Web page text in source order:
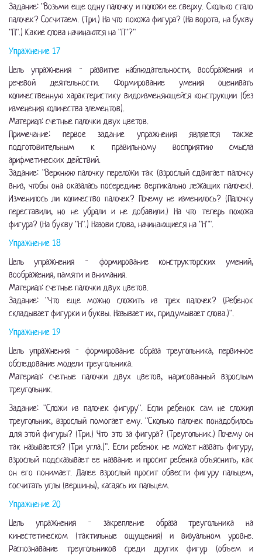
Задание: "Возьми еще одну палочку и положи ее сверху. Сколько стало
палочек? Сосчитаем. (Три.) На что похожа фигура? (На ворота, на букву
"П".) Какие слова начинаются на "П"?"
Упражнение 17
Цель упражнения - развитие наблюдательности, воображения и
речевой деятельности. Формирование умения оценивать
количественную характеристику видоизменяющейся конструкции (без
изменения количества элементов).
Материал: счетные палочки двух цветов.
Примечание: первое задание упражнения является также
подготовительным к правильному восприятию смысла
арифметических действий.
Задание: "Верхнюю палочку переложи так (взрослый сдвигает палочку
вниз, чтобы она оказалась посередине вертикально лежащих палочек).
Изменилось ли количество палочек? Почему не изменилось? (Палочку
переставили, но не убрали и не добавили.) На что теперь похожа
фигура? (На букву "Н".) Назови слова, начинающиеся на "Н"".
Упражнение 18
Цель упражнения - формирование конструкторских умений,
воображения, памяти и внимания.
Материал: счетные палочки двух цветов.
Задание: "Что еще можно сложить из трех палочек? (Ребенок
складывает фигурки и буквы. Называет их, придумывает слова.)".
Упражнение 19
Цель упражнения - формирование образа треугольника, первичное
обследование модели треугольника.
Материал: счетные палочки двух цветов, нарисованный взрослым
треугольник.
Задание: "Сложи из палочек фигуру". Если ребенок сам не сложил
треугольник, взрослый помогает ему. "Сколько палочек понадобилось
для этой фигуры? (Три.) Что это за фигура? (Треугольник.) Почему он
так называется? (Три угла.)". Если ребенок не может назвать фигуру,
взрослый подсказывает ее название и просит ребенка объяснить, как
он его понимает. Далее взрослый просит обвести фигуру пальцем,
сосчитать углы (вершины), касаясь их пальцем.
Упражнение 20
Цель упражнения - закрепление образа треугольника на
кинестетическом (тактильные ощущения) и визуальном уровне.
Распознавание треугольников среди других фигур (объем и